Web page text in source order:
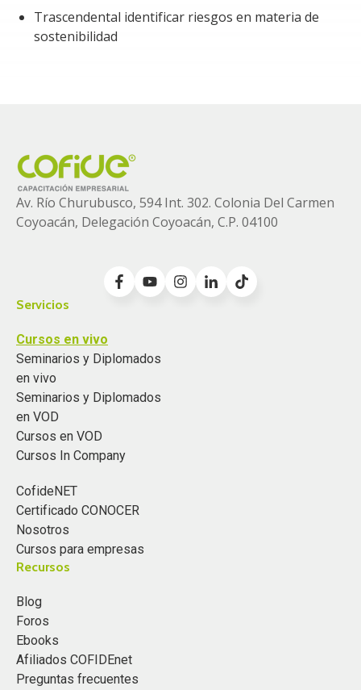
Evitar el registro contable contrario a lo dispuesto
en el marco normativo de las normas de
Trascendental identificar riesgos en materia de
sostenibilidad
Av. Río Churubusco, 594 Int. 302. Colonia Del Carmen
Coyoacán, Delegación Coyoacán, C.P. 04100
Servicios
Cursos en vivo
Seminarios y Diplomados
en vivo
Seminarios y Diplomados
en VOD
Cursos en VOD
Cursos In Company
CofideNET
Certificado CONOCER
Nosotros
Cursos para empresas
Recursos
Blog
Foros
Ebooks
Afiliados COFIDEnet
Preguntas frecuentes